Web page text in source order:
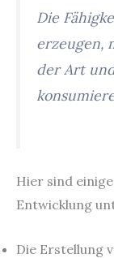
Die
erzeugen,
der Art
Hier sind
Entwicklung
Die Erstellung